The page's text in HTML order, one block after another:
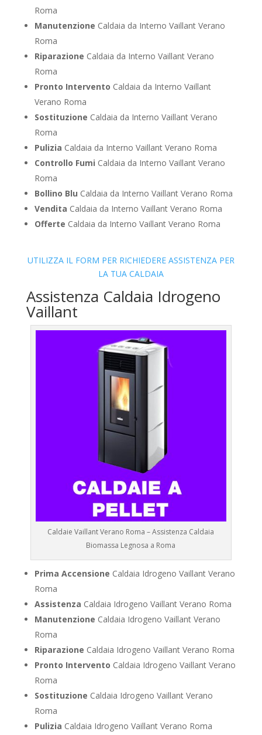
Roma
Manutenzione Caldaia da Interno Vaillant Verano
Roma
Riparazione Caldaia da Interno Vaillant Verano
Roma
Pronto Intervento Caldaia da Interno Vaillant
Verano Roma
Sostituzione Caldaia da Interno Vaillant Verano
Roma
Pulizia Caldaia da Interno Vaillant Verano Roma
Controllo Fumi Caldaia da Interno Vaillant Verano
Roma
Bollino Blu Caldaia da Interno Vaillant Verano Roma
Vendita Caldaia da Interno Vaillant Verano Roma
Offerte Caldaia da Interno Vaillant Verano Roma
UTILIZZA IL FORM PER RICHIEDERE ASSISTENZA PER
LA TUA CALDAIA
Assistenza Caldaia Idrogeno
Vaillant
Caldaie Vaillant Verano Roma – Assistenza Caldaia
Biomassa Legnosa a Roma
Prima Accensione Caldaia Idrogeno Vaillant Verano
Roma
Assistenza Caldaia Idrogeno Vaillant Verano Roma
Manutenzione Caldaia Idrogeno Vaillant Verano
Roma
Riparazione Caldaia Idrogeno Vaillant Verano Roma
Pronto Intervento Caldaia Idrogeno Vaillant Verano
Roma
Sostituzione Caldaia Idrogeno Vaillant Verano
Roma
Pulizia Caldaia Idrogeno Vaillant Verano Roma